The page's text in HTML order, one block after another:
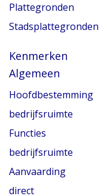
Plattegronden
Stadsplattegronden
Kenmerken
Algemeen
Hoofdbestemming
bedrijfsruimte
Functies
bedrijfsruimte
Aanvaarding
direct